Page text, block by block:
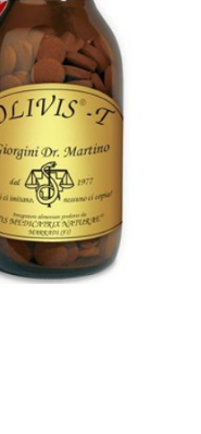
fino al 40% valido
disponibile oggi!